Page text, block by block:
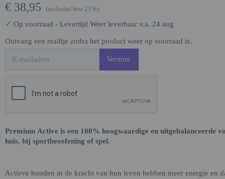
€ 38,95 (inclusief btw 21%)
✓ Op voorraad - Levertijd Weer leverbaar v.a. 24 aug
Ontvang een mailtje zodra het product weer op voorraad is.
Verstuur
Premium Active is een 100% hoogwaardige en uitgebalanceerde
huis, bij sportbeoefening of spel.
Actieve honden in de kracht van hun leven hebben meer energie en